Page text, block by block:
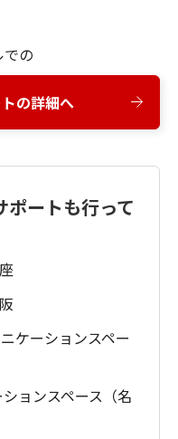
の
の詳細へ
ポートも行って
ケーションスペー
ョンスペース（名